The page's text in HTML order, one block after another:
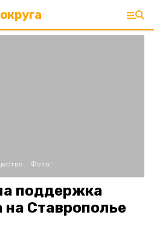
Фото:
поддержка
Ставрополье